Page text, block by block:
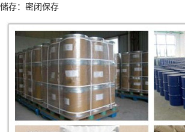
储存：密闭保存